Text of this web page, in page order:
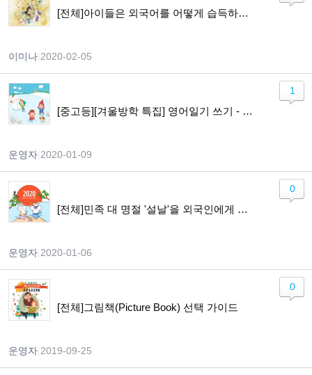
[전체]아이들은 외국어를 어떻게 습득하게 되나요?
이미나 2020-02-05
[중고등][겨울방학 특집] 영어일기 쓰기 - Lets Keep a Diary in English
운영자 2020-01-09
1
[전체]민족 대 명절 '설날'을 외국인에게 소개하기!!
운영자 2020-01-06
0
[전체]그림책(Picture Book) 선택 가이드
운영자 2019-09-25
0